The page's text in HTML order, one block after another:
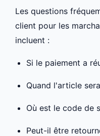
Les questions
client pour les
incluent :
Si le paiement a
Quand l'article
Où est le code de
Peut-il être